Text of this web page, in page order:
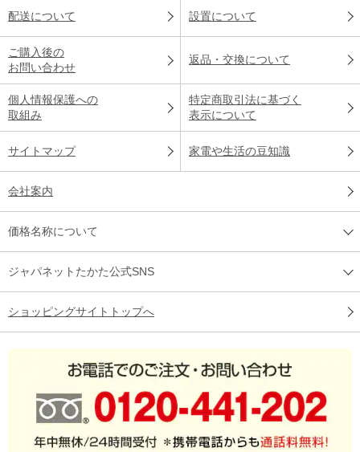
配送について 設置について
ご購入後の
お問い合わせ
返品・交換について
個人情報保護への
取組み
特定商取引法に基づく
表示について
サイトマップ 家電や生活の豆知識
会社案内
価格名称について
ジャパネットたかた公式SNS
ショッピングサイトトップへ